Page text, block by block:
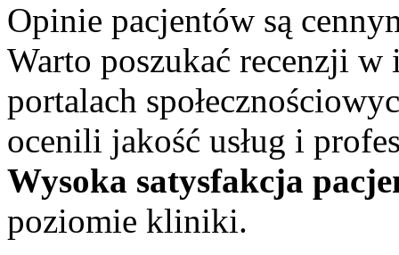
Opinie pacjentów są
Warto poszukać recenzji w
portalach
ocenili jakość usług i
Wysoka satysfakcja
poziomie kliniki.